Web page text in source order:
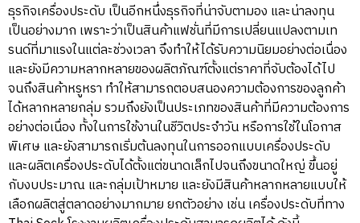
ธุรกิจเครื่องประดับ เป็นอีกหนึ่งธุรกิจที่น่าจับตามอง และน่าลงทุน
เป็นอย่างมาก เพราะว่าเป็นสินค้าแฟชั่นที่มีการเปลี่ยนแปลงตามเท
รนด์ที่มาแรงในแต่ละช่วงเวลา จึงทำให้ได้รับความนิยมอย่างต่อเนื่อง
และยังมีความหลากหลายของผลิตภัณฑ์ตั้งแต่ราคาที่จับต้องได้ไป
จนถึงสินค้าหรูหรา ทำให้สามารถตอบสนองความต้องการของลูกค้า
ได้หลากหลายกลุ่ม รวมถึงยังเป็นประเภทของสินค้าที่มีความต้องการ
อย่างต่อเนื่อง ทั้งในการใช้งานในชีวิตประจำวัน หรือการใช้ในโอกาส
พิเศษ และยังสามารถเริ่มต้นลงทุนในการออกแบบเครื่องประดับ
และผลิตเครื่องประดับได้ตั้งแต่ขนาดเล็กไปจนถึงขนาดใหญ่ ขึ้นอยู่
กับงบประมาณ และกลุ่มเป้าหมาย และยังมีสินค้าหลากหลายแบบให้
เลือกผลิตสู่ตลาดอย่างมากมาย ยกตัวอย่าง เช่น เครื่องประดับที่ทาง